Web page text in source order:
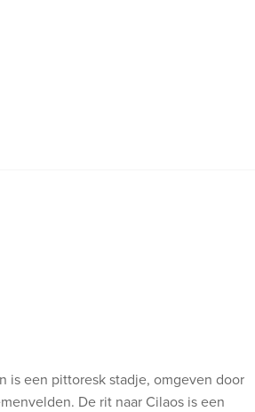
is een pittoresk stadje, omgeven door
De rit naar Cilaos is een